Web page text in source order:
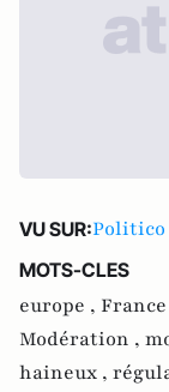
VU SUR:Politico
MOTS-CLES
europe ,
Modération ,
haineux ,